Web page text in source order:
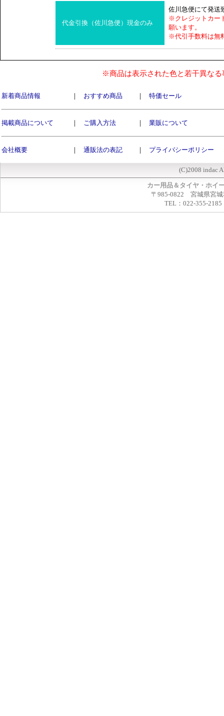
代金引換（佐川急便）現金のみ
佐川急便にて発送
※クレジットカー
願います。
※代引手数料は無
※商品は表示された色と若干異な
新着商品情報 ｜ おすすめ商品 ｜ 特価セール
掲載商品について ｜ ご購入方法 ｜ 業販について
会社概要 ｜ 通販法の表記 ｜ プライバシーポリシー
(C)2008 indac
カー用品＆タイヤ・ホイ
〒985-0822 宮城県宮城
TEL：022-355-